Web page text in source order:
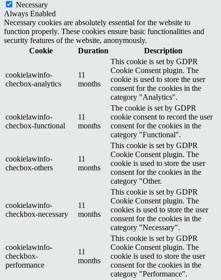
Necessary
Always Enabled
Necessary cookies are absolutely essential for the website to
function properly. These cookies ensure basic functionalities and
security features of the website, anonymously.
Cookie
Duration Description
cookielawinfo-
checbox-analytics
11
months
This cookie is set by GDPR
Cookie Consent plugin. The
cookie is used to store the user
consent for the cookies in the
category "Analytics".
cookielawinfo-
checbox-functional
11
months
The cookie is set by GDPR
cookie consent to record the user
consent for the cookies in the
category "Functional".
cookielawinfo-
checbox-others
11
months
This cookie is set by GDPR
Cookie Consent plugin. The
cookie is used to store the user
consent for the cookies in the
category "Other.
cookielawinfo-
checkbox-necessary
11
months
This cookie is set by GDPR
Cookie Consent plugin. The
cookies is used to store the user
consent for the cookies in the
category "Necessary".
cookielawinfo-
checkbox-
performance
11
months
This cookie is set by GDPR
Cookie Consent plugin. The
cookie is used to store the user
consent for the cookies in the
category "Performance".